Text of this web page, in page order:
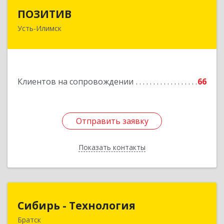
ПОЗИТИВ
Усть-Илимск
Клиентов на сопровождении 66
Отправить заявку
Показать контакты
666679, Иркутская обл, Усть-Илимск г, Дружбы
Отправить заявку
Назад
Сибирь - Технология
Братск